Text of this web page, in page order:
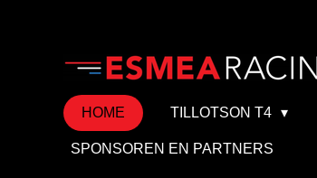
hoofdinhoud
HOME TILLOTSON T4
SPONSOREN EN PARTNERS